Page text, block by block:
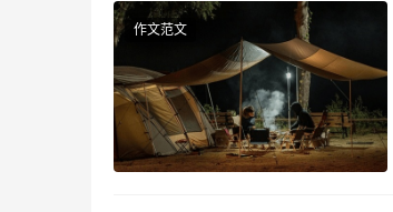
作文范文